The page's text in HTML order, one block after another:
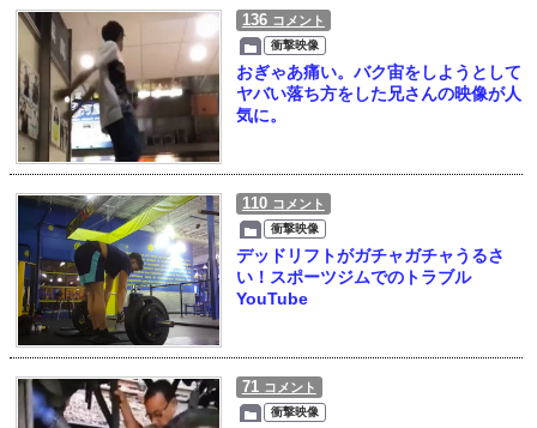
136 コメント
衝撃映像
おぎゃあ痛い。バク宙をしようとして
ヤバい落ち方をした兄さんの映像が人
気に。
110 コメント
衝撃映像
デッドリフトがガチャガチャうるさ
い！スポーツジムでのトラブル
YouTube
71 コメント
衝撃映像